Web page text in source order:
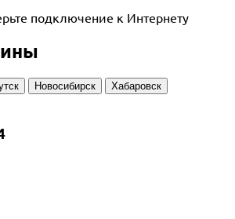
подключение к Интернету
Новосибирск
Хабаровск